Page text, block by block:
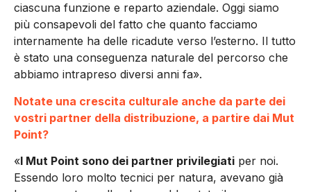
ciascuna funzione e reparto aziendale. Oggi siamo
più consapevoli del fatto che quanto facciamo
internamente ha delle ricadute verso l’esterno. Il tutto
è stato una conseguenza naturale del percorso che
abbiamo intrapreso diversi anni fa».
Notate una crescita culturale anche da parte dei
vostri partner della distribuzione, a partire dai Mut
Point?
«I Mut Point sono dei partner privilegiati per noi.
Essendo loro molto tecnici per natura, avevano già